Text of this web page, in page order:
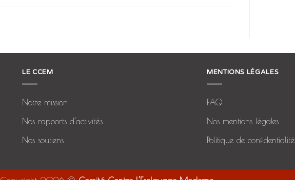
LE CCEM
Notre mission
Nos rapports d’activités
Nos soutiens
MENTIONS LÉGALES
FAQ
Nos mentions légales
Politique de confidentialité